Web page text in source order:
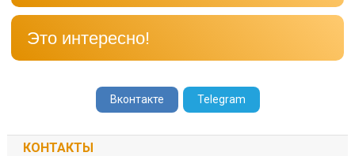
Это интересно!
Вконтакте Telegram
КОНТАКТЫ